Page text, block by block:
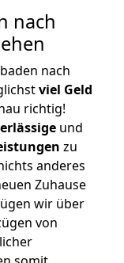
nach
nach
viel Geld
richtig!
und
zu
anderes
Zuhause
wir über
von